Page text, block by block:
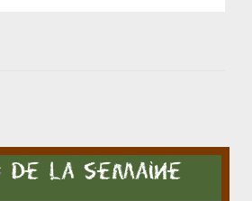
de la semaine